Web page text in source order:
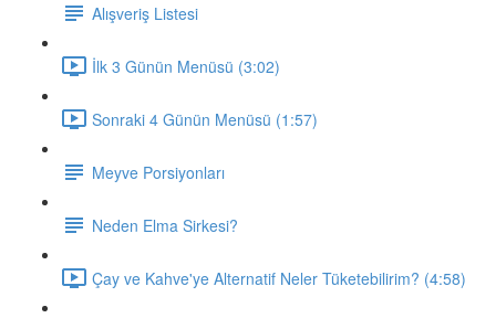
Alışveriş Listesi
İlk 3 Günün Menüsü (3:02)
Sonraki 4 Günün Menüsü (1:57)
Meyve Porsiyonları
Neden Elma Sirkesi?
Çay ve Kahve'ye Alternatif Neler Tüketebilirim? (4:58)